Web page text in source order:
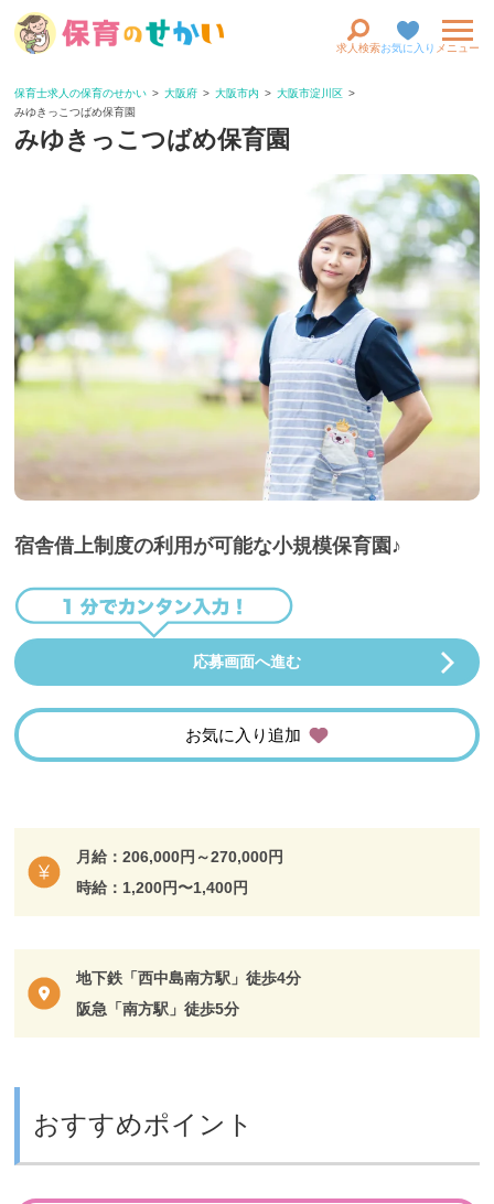
求人検索お気に入り メニュー
保育士求人の保育のせかい 大阪府 大阪市内
大阪市淀川区
みゆきっこつばめ保育園
みゆきっこつばめ保育園
宿舎借上制度の利用が可能な小規模保育園♪
応募画面へ進む
お気に入り追加
月給：206,000円～270,000円
時給：1,200円〜1,400円
地下鉄「西中島南方駅」徒歩4分
阪急「南方駅」徒歩5分
おすすめポイント